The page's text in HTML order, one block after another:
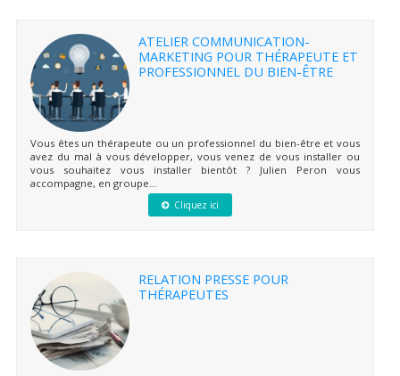
ATELIER COMMUNICATION-
MARKETING POUR THÉRAPEUTE ET
PROFESSIONNEL DU BIEN-ÊTRE
Vous êtes un thérapeute ou un professionnel du bien-être et vous
avez du mal à vous développer, vous venez de vous installer ou
vous souhaitez vous installer bientôt ? Julien Peron vous
accompagne, en groupe...
Cliquez ici
RELATION PRESSE POUR
THÉRAPEUTES